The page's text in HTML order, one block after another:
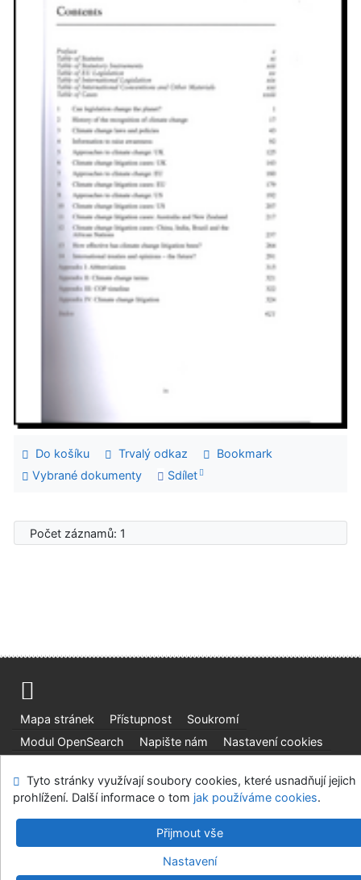
Do košíku Trvalý odkaz
Bookmark
Vybrané dokumenty
Sdílet
Počet záznamů: 1
Mapa stránek Přístupnost
Soukromí
Modul OpenSearch
Napište nám Nastavení cookies
Ústavní soud, IČO: 48513687, se sídlem Joštova 625/8,
660 83 Brno
©1993-2026IPACv.4.8.63a-Cosmotron Bohemia, s.r.o.
Tyto stránky využívají soubory cookies, které usnadňují jejich
prohlížení. Další informace o tom jak používáme cookies.
Přijmout vše
Nastavení